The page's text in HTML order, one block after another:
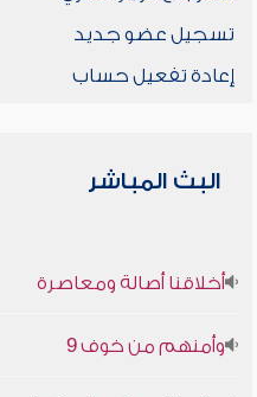
تسجيل عضو جديد
إعادة تفعيل حساب
البث المباشر
أخلاقنا أصالة ومعاصرة
وأمنهم من خوف 9